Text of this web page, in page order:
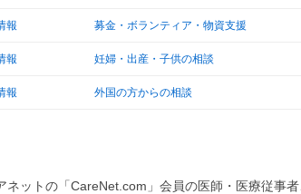
報 募金・ボランティア・物資支援
報 妊婦・出産・子供の相談
報 外国の方からの相談
ネットの「CareNet.com」会員の医師・医療従事